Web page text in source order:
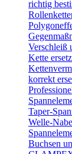
richtig
Verschleiß
Kette
korrekt
Taper-
Welle-
Buchsen